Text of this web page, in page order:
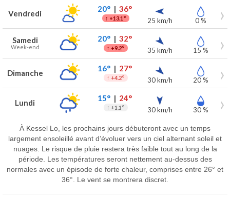
Vendredi 20°| 36°
↑ +13.1° 25 km/h 0 %
Samedi
Week-end
20°| 32°
↑ +9.2° 35 km/h 15 %
Dimanche 16°| 27°
↑ +4.2° 30 km/h 20 %
Lundi 15°| 24°
↑ +1.1° 30 km/h 30 %
À Kessel Lo, les prochains jours débuteront avec un temps
largement ensoleillé avant d’évoluer vers un ciel alternant soleil et
nuages. Le risque de pluie restera très faible tout au long de la
période. Les températures seront nettement au-dessus des
normales avec un épisode de forte chaleur, comprises entre 26° et
36°. Le vent se montrera discret.